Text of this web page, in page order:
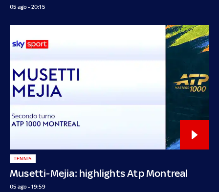
05 ago - 20:15
Musetti-Mejia: highlights Atp Montreal
TENNIS
05 ago - 19:59